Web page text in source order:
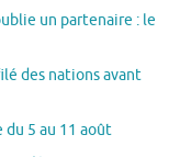
un partenaire : le
des nations avant
du 5 au 11 août